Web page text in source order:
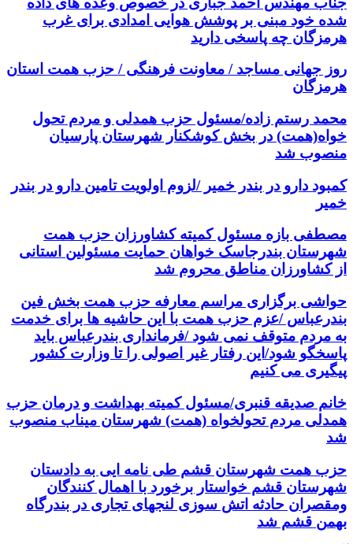
شده خود مبنی بر پوشش هوایی امدادی برای غرب
هرمزگان چه پاسخی دارید
روز جهانی مساجد / معاونت فرهنگی / حزب همت استان
هرمزگان
محمد رستم زاده/مسئول حزب همدلی و مردم تحول
خواه(همت) در بخش کوشکنار شهرستان پارسیان
منصوب شد
کمبود دارو در بندر خمیر /لزوم اولویت تامین دارو در بندر
خمیر
مصطفی بازه مسئول کمیته کشاورزان حزب همت
شهرستان بندرجاسک خواهان حمایت مسئولین استانی
از کشاورزان مناطق محروم شد
حواشی برگزاری مراسم معارفه حزب همت بخش فین
بندرعباس /عزم حزب همت با این حاشیه ها برای خدمت
به مردم متوقف نمی شود /فرمانداری بندرعباس باید
پاسخگو شود/این رفتار غیر اصولی را تا وزارت کشور
پیگیری می کنیم
خانم صدیقه قنبری/مسئول کمیته بهداشت و درمان حزب
همدلی مردم تحولخواه (همت) شهرستان میناب منصوب
شد
حزب همت شهرستان قشم طی نامه ایی به دادستان
شهرستان قشم خواستار برخورد با اهمال کنندگان
ومقصران حادثه اتش سوزی لنجهای تجاری در بندرگاه
بهمن قشم شد